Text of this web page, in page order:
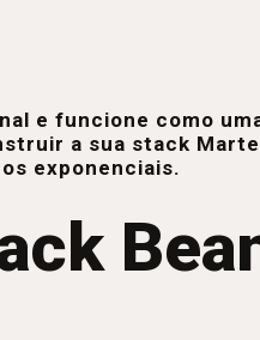
e funcione como
a sua stack
exponenciais.